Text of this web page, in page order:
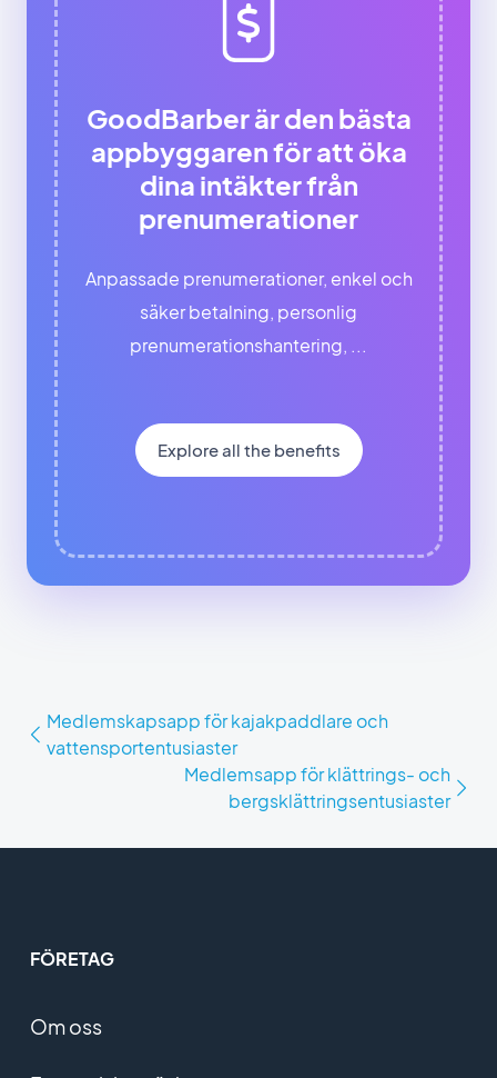
GoodBarber är den bästa
appbyggaren för att öka
dina intäkter från
prenumerationer
Anpassade prenumerationer, enkel och
säker betalning, personlig
prenumerationshantering, ...
Explore all the benefits
Medlemskapsapp för kajakpaddlare och
vattensportentusiaster
Medlemsapp för klättrings- och
bergsklättringsentusiaster
FÖRETAG
Om oss